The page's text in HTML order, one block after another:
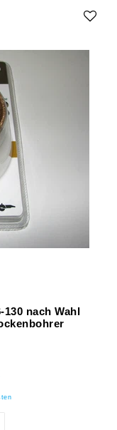
nach Wahl